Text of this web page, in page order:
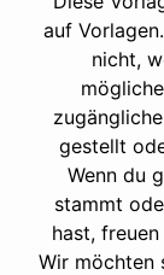
auf
nicht,
gestellt
Wenn du
stammt
hast,
Wir möchten